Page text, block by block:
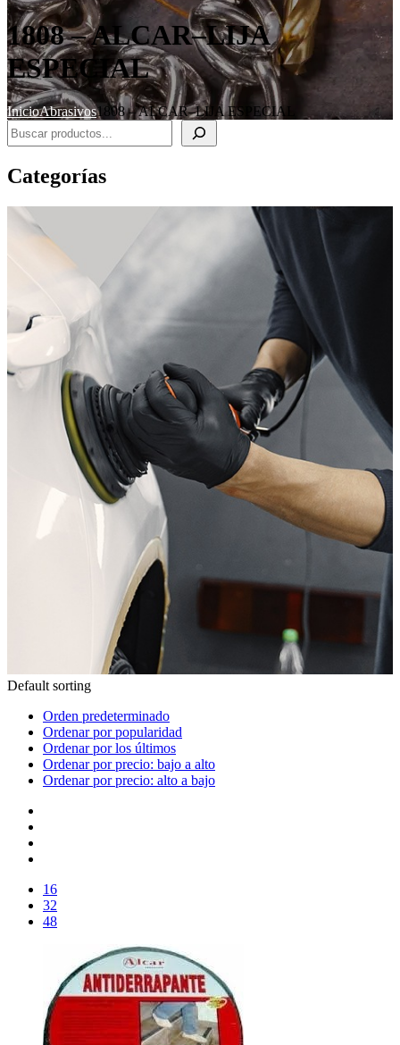
1808 – ALCAR–LIJA
ESPECIAL
InicioAbrasivos1808 – ALCAR–LIJA ESPECIAL
Buscar
Categorías
Default sorting
Orden predeterminado
Ordenar por popularidad
Ordenar por los últimos
Ordenar por precio: bajo a alto
Ordenar por precio: alto a bajo
16
32
48